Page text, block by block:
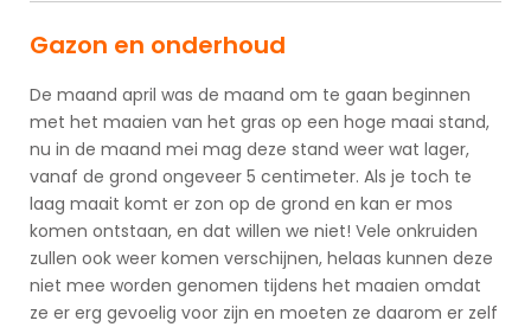
Gazon en onderhoud
De maand april was de maand om te gaan beginnen
met het maaien van het gras op een hoge maai stand,
nu in de maand mei mag deze stand weer wat lager,
vanaf de grond ongeveer 5 centimeter. Als je toch te
laag maait komt er zon op de grond en kan er mos
komen ontstaan, en dat willen we niet! Vele onkruiden
zullen ook weer komen verschijnen, helaas kunnen deze
niet mee worden genomen tijdens het maaien omdat
ze er erg gevoelig voor zijn en moeten ze daarom er zelf